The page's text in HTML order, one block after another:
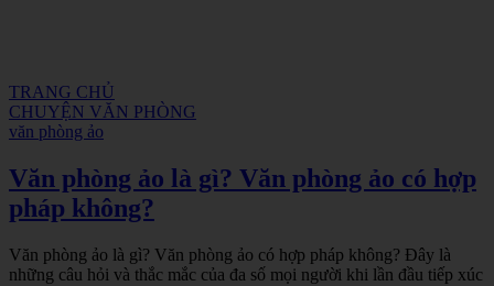
TRANG CHỦ
CHUYỆN VĂN PHÒNG
văn phòng ảo
Văn phòng ảo là gì? Văn phòng ảo có hợp
pháp không?
Văn phòng ảo là gì? Văn phòng ảo có hợp pháp không? Đây là
những câu hỏi và thắc mắc của đa số mọi người khi lần đầu tiếp xúc